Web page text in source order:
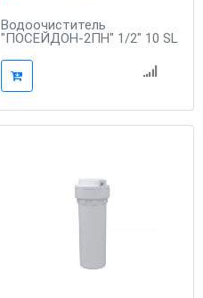
Водоочиститель
"ПОСЕЙДОН-2ПН" 1/2" 10 SL